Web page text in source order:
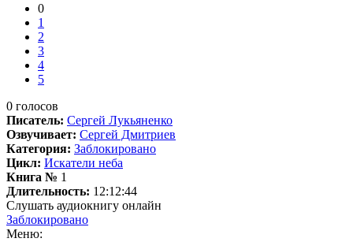
0
1
2
3
4
5
0 голосов
Писатель: Сергей Лукьяненко
Озвучивает: Сергей Дмитриев
Категория: Заблокировано
Цикл: Искатели неба
Книга № 1
Длительность: 12:12:44
Слушать аудиокнигу онлайн
Заблокировано
Меню: